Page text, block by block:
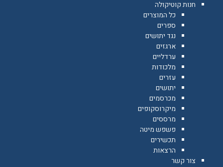
חנות קוטיקולה
כל המוצרים
ספרים
נגד יתושים
ארגזים
ערדליים
מלכודות
עזרים
יתושים
מכרסמים
מיקרוסקופים
מרססים
פשפש מיטה
תכשירים
הרצאות
צור קשר